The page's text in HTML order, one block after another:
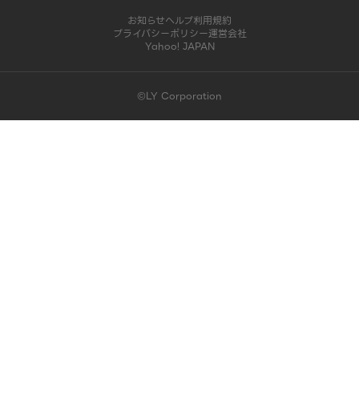
お知らせヘルプ利用規約
プライバシーポリシー運営会社
Yahoo! JAPAN
©LY Corporation
このコンテンツは掲載が終了しました | LINE占い